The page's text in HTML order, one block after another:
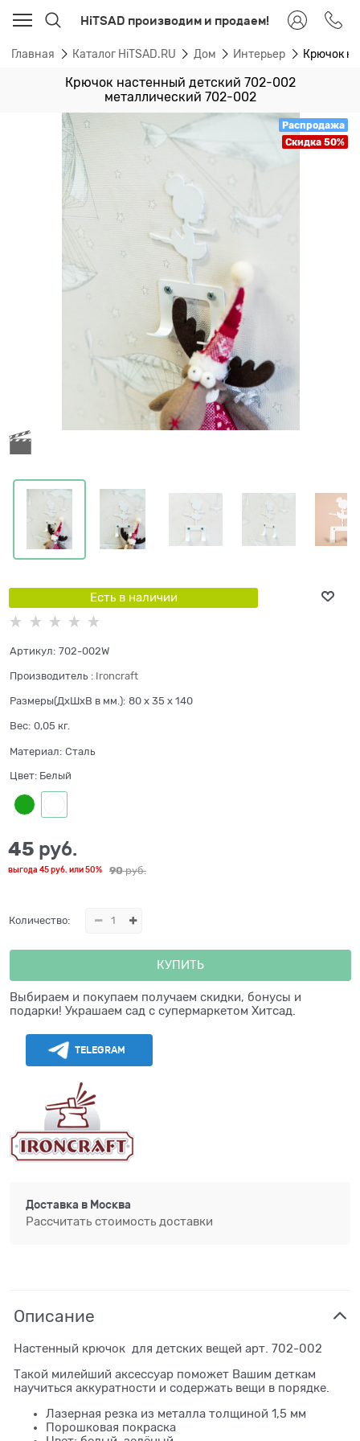
HiTSAD производим и продаем!
Главная Каталог HiTSAD.RU Дом Интерьер Крючок
Крючок настенный детский 702-002
металлический 702-002
Распродажа
Скидка 50%
Есть в наличии
Артикул: 702-002W
Производитель : Ironcraft
Размеры(ДхШхВ в мм.): 80 x 35 x 140
Вес: 0,05 кг.
Материал: Сталь
Цвет: Белый
90 руб.
45 руб.
выгода 45 руб. или50%
Количество:
КУПИТЬ
Выбираем и покупаем получаем скидки, бонусы и
подарки! Украшаем сад с супермаркетом Хитсад.
TELEGRAM
Доставка в Москва
Рассчитать стоимость доставки
Описание
Настенный крючок для детских вещей арт. 702-002
Такой милейший аксессуар поможет Вашим деткам
научиться аккуратности и содержать вещи в порядке.
Лазерная резка из металла толщиной 1,5 мм
Порошковая покраска